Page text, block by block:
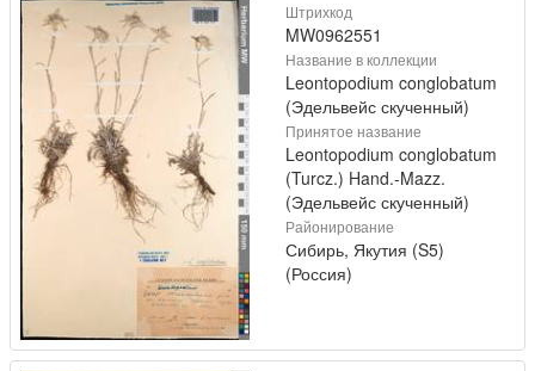
Штрихкод
MW0962551
Название в коллекции
Leontopodium conglobatum
(Эдельвейс скученный)
Принятое название
Leontopodium conglobatum
(Turcz.) Hand.-Mazz.
(Эдельвейс скученный)
Районирование
Сибирь, Якутия (S5)
(Россия)